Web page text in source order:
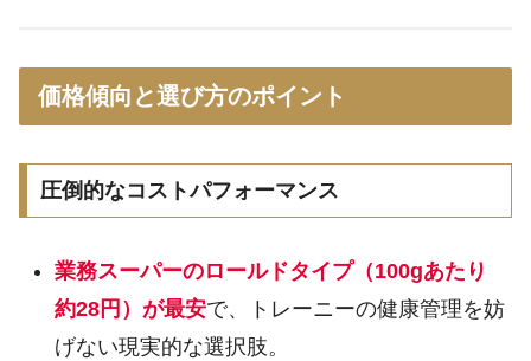
価格傾向と選び方のポイント
圧倒的なコストパフォーマンス
業務スーパーのロールドタイプ（100gあたり
約28円）が最安で、トレーニーの健康管理を妨
げない現実的な選択肢。